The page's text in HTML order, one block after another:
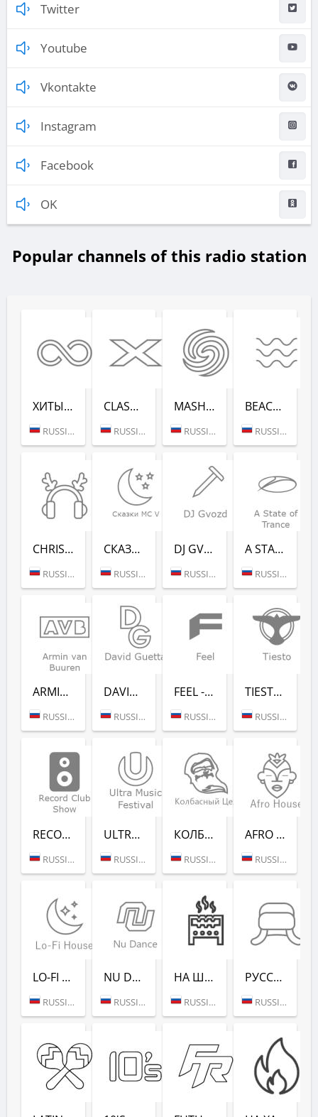
Twitter
Youtube
Vkontakte
Instagram
Facebook
OK
Popular channels of this radio station
ХИТЫ ВСЕХ ВРЕ­МЕН (RADIO RECORD)
RUSSIA (MOSCOW)
CLASSIX (RADIO RECORD)
RUSSIA (MOSCOW)
MASHUP (РАДИО РЕКОРД)
RUSSIA (MOSCOW)
BEACH PARTY (РАДИО РЕКОРД)
RUSSIA (SAINT PETERSBURG)
CHRISTMAS CHILL (РАДИО РЕКОРД)
RUSSIA (MOSCOW)
СКАЗ­КИ MC V (РАДИО РЕКОРД)
RUSSIA (MOSCOW)
DJ GVOZD - RADIO RECORD
RUSSIA (MOSCOW)
A STATE OF TRANCE - RADIO RECORD
RUSSIA (MOSCOW)
ARMIN VAN BUUREN - RADIO RECORD
RUSSIA (MOSCOW)
DAVID GUETTA - RADIO RECORD
RUSSIA (MOSCOW)
FEEL - RADIO RECORD
RUSSIA (MOSCOW)
TIESTO - RADIO RECORD
RUSSIA (MOSCOW)
RECORD CLUB SHOW - RADIO RECORD
RUSSIA (MOSCOW)
ULTRA MUSIC FESTIVAL - РАДИО РЕКОРД
RUSSIA (MOSCOW)
КОЛБАСНЫЙ ЦЕХ (РАДИО РЕКОРД)
RUSSIA (MOSCOW)
AFRO HOUSE (РАДИО РЕКОРД)
RUSSIA (MOSCOW)
LO-FI HOUSE (РАДИО РЕКОРД)
RUSSIA (MOSCOW)
NU DANCE (РАДИО РЕКОРД)
RUSSIA (MOSCOW)
НА ШАШЛЫКИ (РАДИО РЕКОРД)
RUSSIA (SAINT PETERSBURG)
РУССКАЯ ЗИМА (РАДИО РЕКОРД)
RUSSIA (MOSCOW)